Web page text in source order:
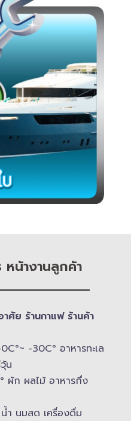
หน้างานลูกค้า
ศัย ร้านกาแฟ ร้านค้า
-​30C° อาหารทะเล
น
ผัก ผลไม้ อาหารกึ่ง
ำ นมสด เครื่องดื่ม